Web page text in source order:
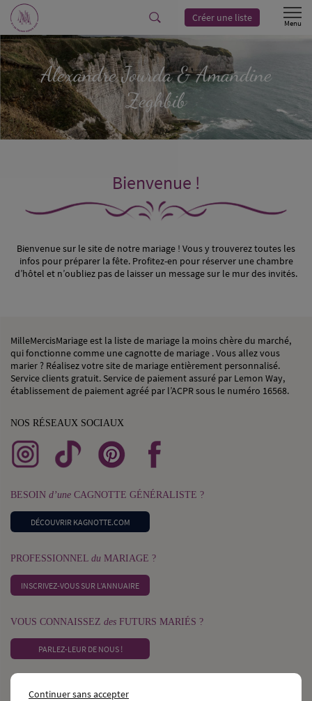
Créer une liste
AlexandreJourda& Amandine
Zeghbib
Bienvenue !
Bienvenue sur le site de notre mariage ! Vous y trouverez toutes les
infos pour préparer la fête. Profitez-en pour réserver une chambre
d’hôtel et n’oubliez pas de laisser un message sur le mur des invités.
MilleMercisMariage est la liste de mariage la moins chère du marché,
qui fonctionne comme une cagnotte de mariage . Vous allez vous
marier ? Réalisez votre site de mariage entièrement personnalisé.
Service clients gratuit. Service de paiement assuré par Lemon Way,
établissement de paiement agréé par l’ACPR sous le numéro 16568.
NOS RÉSEAUX SOCIAUX
BESOIN d’une CAGNOTTE GÉNÉRALISTE ?
DÉCOUVRIR KAGNOTTE.COM
PROFESSIONNEL du MARIAGE ?
INSCRIVEZ-VOUS SUR L’ANNUAIRE
VOUS CONNAISSEZ des FUTURS MARIÉS ?
PARLEZ-LEUR DE NOUS !
Continuer sans accepter